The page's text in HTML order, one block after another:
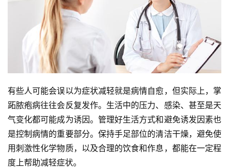
有些人可能会误以为症状减轻就是病情自愈，但实际上，掌
跖脓疱病往往会反复发作。生活中的压力、感染、甚至是天
气变化都可能成为诱因。管理好生活方式和避免诱发因素也
是控制病情的重要部分。保持手足部位的清洁干燥，避免使
用刺激性化学物质，以及合理的饮食和作息，都能在一定程
度上帮助减轻症状。